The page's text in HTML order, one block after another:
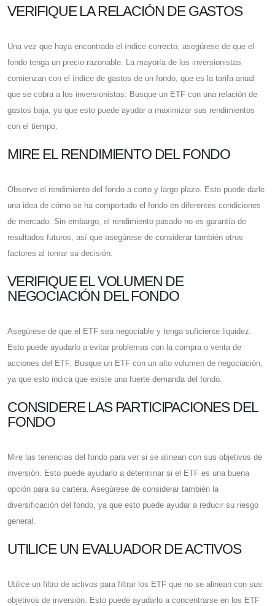
VERIFIQUE LA RELACIÓN DE GASTOS
Una vez que haya encontrado el índice correcto, asegúrese de que el
fondo tenga un precio razonable. La mayoría de los inversionistas
comienzan con el índice de gastos de un fondo, que es la tarifa anual
que se cobra a los inversionistas. Busque un ETF con una relación de
gastos baja, ya que esto puede ayudar a maximizar sus rendimientos
con el tiempo.
MIRE EL RENDIMIENTO DEL FONDO
Observe el rendimiento del fondo a corto y largo plazo. Esto puede darle
una idea de cómo se ha comportado el fondo en diferentes condiciones
de mercado. Sin embargo, el rendimiento pasado no es garantía de
resultados futuros, así que asegúrese de considerar también otros
factores al tomar su decisión.
VERIFIQUE EL VOLUMEN DE
NEGOCIACIÓN DEL FONDO
Asegúrese de que el ETF sea negociable y tenga suficiente liquidez.
Esto puede ayudarlo a evitar problemas con la compra o venta de
acciones del ETF. Busque un ETF con un alto volumen de negociación,
ya que esto indica que existe una fuerte demanda del fondo.
CONSIDERE LAS PARTICIPACIONES DEL
FONDO
Mire las tenencias del fondo para ver si se alinean con sus objetivos de
inversión. Esto puede ayudarlo a determinar si el ETF es una buena
opción para su cartera. Asegúrese de considerar también la
diversificación del fondo, ya que esto puede ayudar a reducir su riesgo
general.
UTILICE UN EVALUADOR DE ACTIVOS
Utilice un filtro de activos para filtrar los ETF que no se alinean con sus
objetivos de inversión. Esto puede ayudarlo a concentrarse en los ETF